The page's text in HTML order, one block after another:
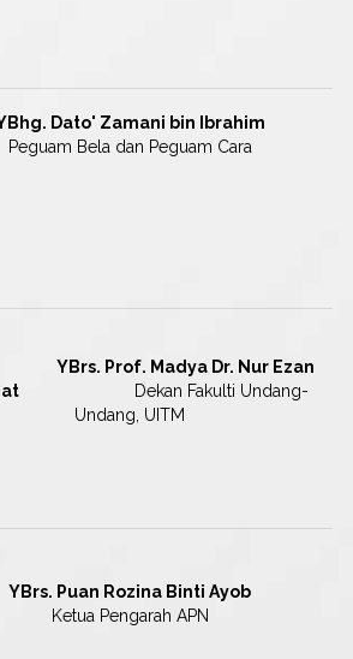
Dato' Zamani bin Ibrahim
Peguam Bela dan Peguam Cara
Prof. Madya Dr. Nur Ezan
Dekan Fakulti Undang-
Undang, UITM
YBrs. Puan Rozina Binti Ayob
Ketua Pengarah APN